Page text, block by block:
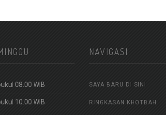
08.00 WIB
10.00 WIB
NAVIGASI
SAYA BARU DI SINI
RINGKASAN KHOTBAH